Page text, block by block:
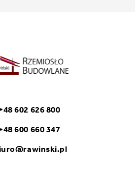
602 626 800
600 660 347